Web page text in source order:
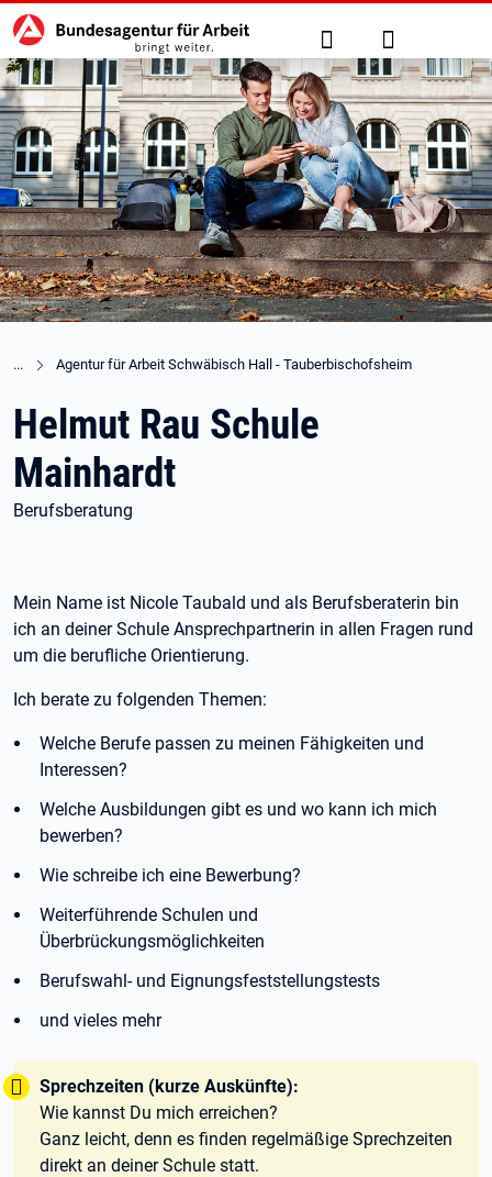
zu den Hauptinhalten springen
Hauptnavigation Suche Anmelden
Agentur für Arbeit Schwäbisch Hall - Tauberbischofsheim
Helmut Rau Schule
Mainhardt
Berufsberatung
Mein Name ist Nicole Taubald und als Berufsberaterin bin
ich an deiner Schule Ansprechpartnerin in allen Fragen rund
um die berufliche Orientierung.
Ich berate zu folgenden Themen:
Welche Berufe passen zu meinen Fähigkeiten und
Interessen?
Welche Ausbildungen gibt es und wo kann ich mich
bewerben?
Wie schreibe ich eine Bewerbung?
Weiterführende Schulen und
Überbrückungsmöglichkeiten
Berufswahl- und Eignungsfeststellungstests
und vieles mehr
Tipp:
Sprechzeiten (kurze Auskünfte):
Wie kannst Du mich erreichen?
Ganz leicht, denn es finden regelmäßige Sprechzeiten
direkt an deiner Schule statt.